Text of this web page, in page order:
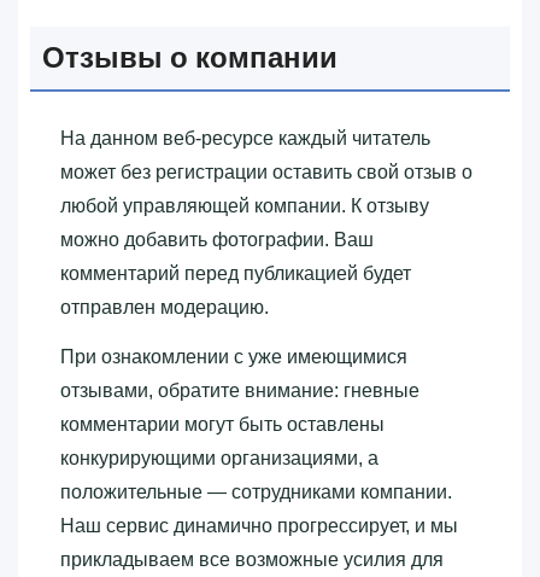
Отзывы о компании
На данном веб-ресурсе каждый читатель
может без регистрации оставить свой отзыв о
любой управляющей компании. К отзыву
можно добавить фотографии. Ваш
комментарий перед публикацией будет
отправлен модерацию.
При ознакомлении с уже имеющимися
отзывами, обратите внимание: гневные
комментарии могут быть оставлены
конкурирующими организациями, а
положительные — сотрудниками компании.
Наш сервис динамично прогрессирует, и мы
прикладываем все возможные усилия для